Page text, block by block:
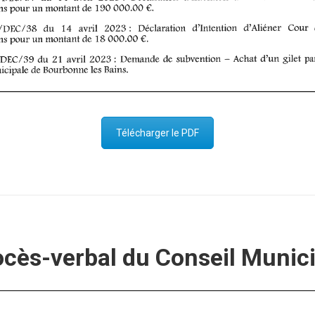
Télécharger le PDF
verbal du Conseil